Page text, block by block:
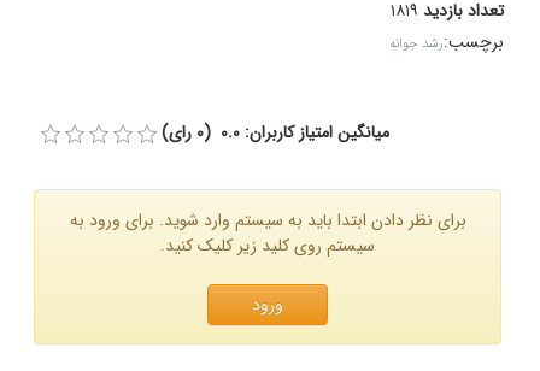
تعداد بازدید ۱۸۱۹
برچسب:رشد جوانه
میانگین امتیاز کاربران: 0.0 (0 رای)
برای نظر دادن ابتدا باید به سیستم وارد شوید. برای ورود به
سیستم روی کلید زیر کلیک کنید.
ورود